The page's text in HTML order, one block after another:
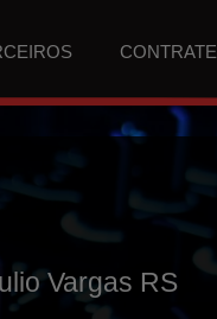
CONTRATE
Vargas RS